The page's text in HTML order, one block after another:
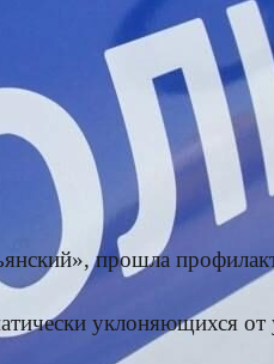
прошла
уклоняющихся